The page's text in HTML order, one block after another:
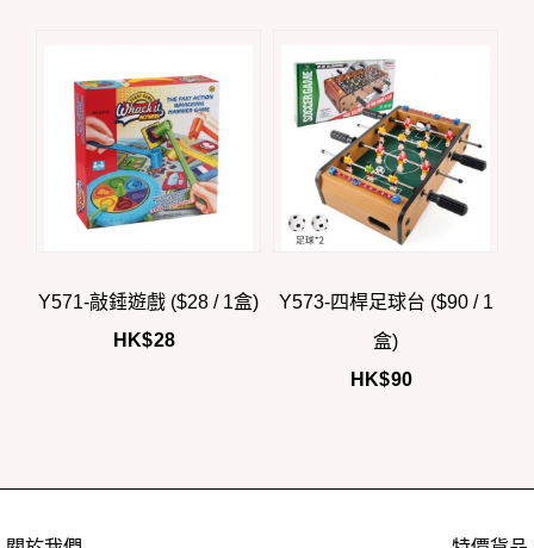
Y571-敲錘遊戲 ($28 / 1盒)
HK$28
Y573-四桿足球台 ($90 / 1
盒)
HK$90